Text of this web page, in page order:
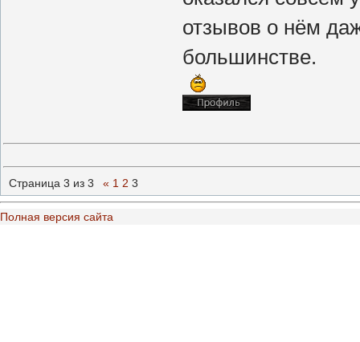
отзывов о нём
большинстве.
Страница 3 из 3 « 1 2 3
Полная версия сайта